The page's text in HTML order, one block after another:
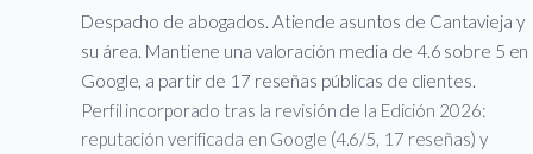
Despacho de abogados. Atiende asuntos de Cantavieja y
su área. Mantiene una valoración media de 4.6 sobre 5 en
Google, a partir de 17 reseñas públicas de clientes.
Perfil incorporado tras la revisión de la Edición 2026:
reputación verificada en Google (4.6/5, 17 reseñas) y